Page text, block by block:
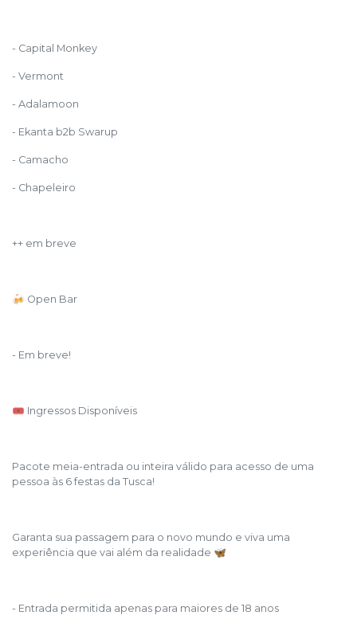
- Capital Monkey
- Vermont
- Adalamoon
- Ekanta b2b Swarup
- Camacho
- Chapeleiro
++ em breve
🍻 Open Bar
- Em breve!
🎟️ Ingressos Disponíveis
Pacote meia-entrada ou inteira válido para acesso de uma
pessoa às 6 festas da Tusca!
Garanta sua passagem para o novo mundo e viva uma
experiência que vai além da realidade 🦋
- Entrada permitida apenas para maiores de 18 anos